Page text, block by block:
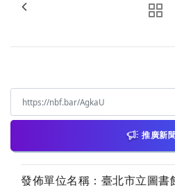
推廣新
發佈單位名稱：臺北市立圖書